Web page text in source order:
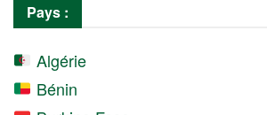
Pays :
Algérie
Bénin